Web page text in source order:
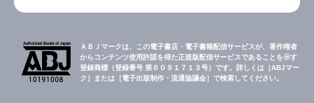
ＡＢＪマークは、この電子書店・電子書籍配信サービスが、著作権者
からコンテンツ使用許諾を得た正規版配信サービスであることを示す
登録商標（登録番号 第６０９１７１３号）です。詳しくは［ABJマー
ク］または［電子出版制作・流通協議会］で検索してください。